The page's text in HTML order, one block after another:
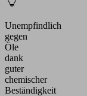
Unempfindlich
gegen
Öle
dank
guter
chemischer
Beständigkeit